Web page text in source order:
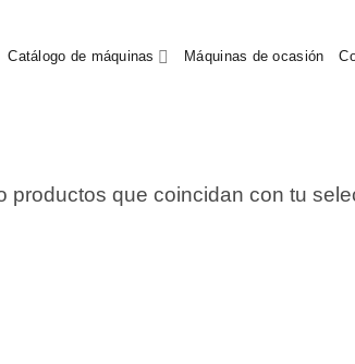
Catálogo de máquinas Máquinas de ocasión
productos que coincidan con tu